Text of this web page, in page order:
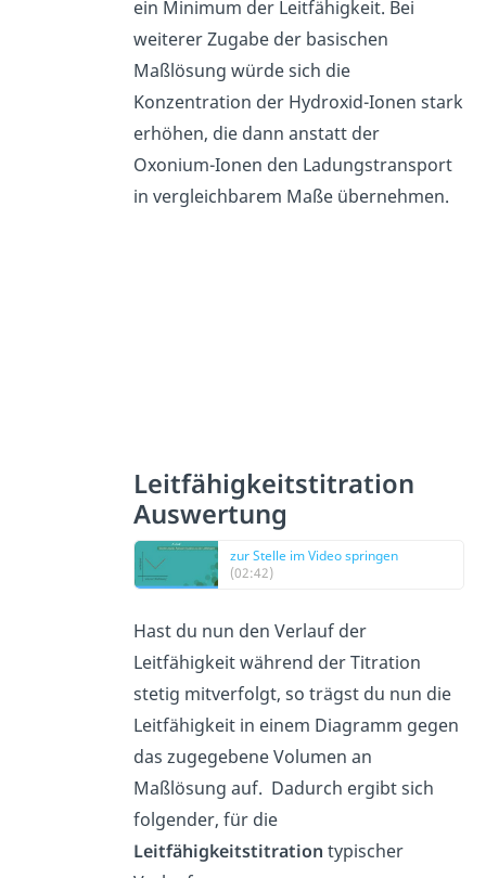
ein Minimum der Leitfähigkeit. Bei
weiterer Zugabe der basischen
Maßlösung würde sich die
Konzentration der Hydroxid-Ionen stark
erhöhen, die dann anstatt der
Oxonium-Ionen den Ladungstransport
in vergleichbarem Maße übernehmen.
Leitfähigkeitstitration
Auswertung
zur Stelle im Video springen
(02:42)
Hast du nun den Verlauf der
Leitfähigkeit während der Titration
stetig mitverfolgt, so trägst du nun die
Leitfähigkeit in einem Diagramm gegen
das zugegebene Volumen an
Maßlösung auf. Dadurch ergibt sich
folgender, für die
Leitfähigkeitstitration typischer